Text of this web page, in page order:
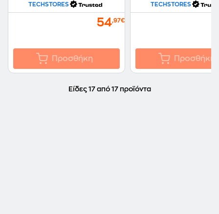
TECHSTORES
54,97€
Προσθήκη
TECHSTORES
Προσθήκη
Είδες 17 από 17 προϊόντα